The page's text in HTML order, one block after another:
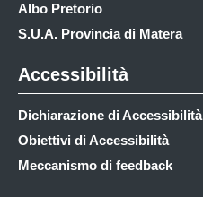
Albo Pretorio
S.U.A. Provincia di Matera
Accessibilità
Dichiarazione di Accessibilità
Obiettivi di Accessibilità
Meccanismo di feedback